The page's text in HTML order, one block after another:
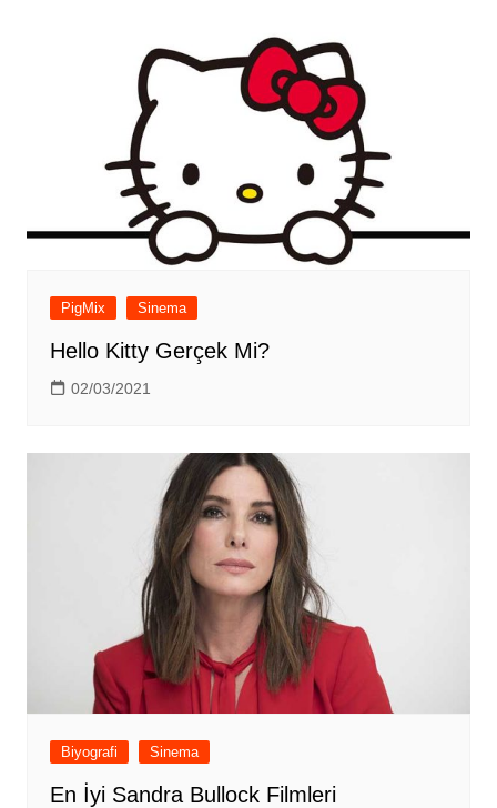
PigMix Sinema
Hello Kitty Gerçek Mi?
02/03/2021
Biyografi Sinema
En İyi Sandra Bullock Filmleri